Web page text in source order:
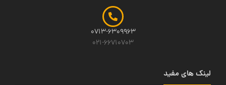
0713-6309963
021-66710703
لینک های مفید